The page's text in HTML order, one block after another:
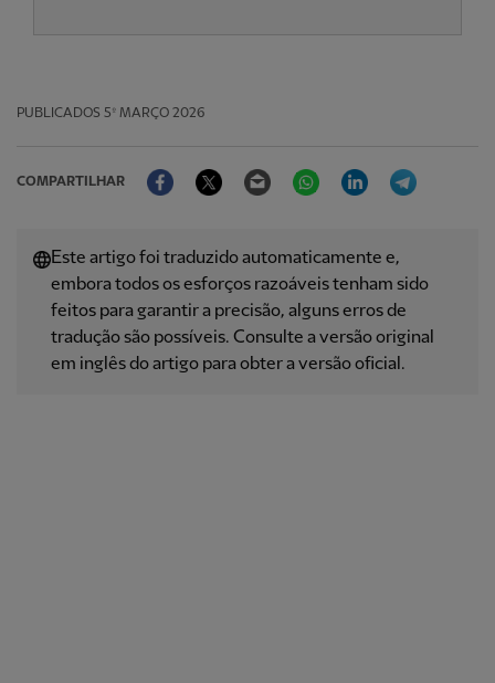
PUBLICADOS 5º MARÇO 2026
COMPARTILHAR
FacebookTwitter Email WhatsAppLinkedIn
Este artigo foi traduzido automaticamente e,
embora todos os esforços razoáveis ​​tenham sido
feitos para garantir a precisão, alguns erros de
tradução são possíveis. Consulte a versão original
em inglês do artigo para obter a versão oficial.